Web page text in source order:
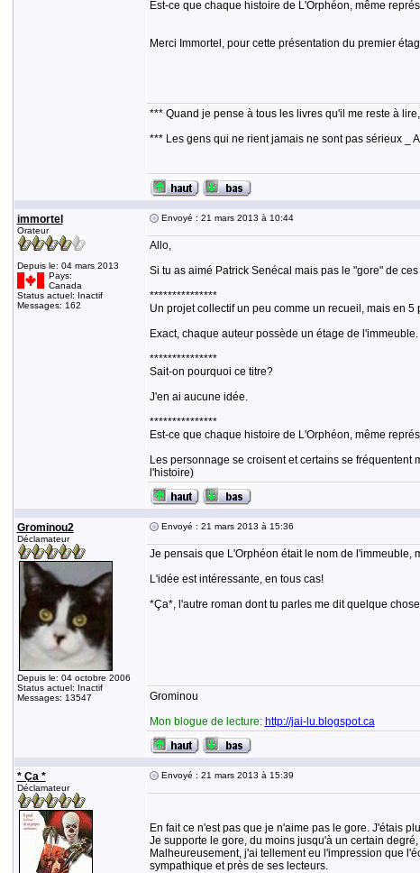
Est-ce que chaque histoire de L'Orphéon, même
Merci Immortel, pour cette présentation du premier
*** Quand je pense à tous les livres qu'il me reste à
*** Les gens qui ne rient jamais ne sont pas sérieux _
immortel
Orateur
Depuis le: 04 mars 2013
Pays:
Canada
Status actuel: Inactif
Messages: 162
Envoyé : 21 mars 2013 à 10:44
Allo,
Si tu as aimé Patrick Senécal mais pas le "gore" de
***************
Un projet collectif un peu comme un recueil, mais en 5
Exact, chaque auteur possède un étage de l'immeuble.
***************
Sait-on pourquoi ce titre?
J'en ai aucune idée.
***************
Est-ce que chaque histoire de L'Orphéon, même
Les personnage se croisent et certains se
l'histoire)
Grominou2
Déclamateur
Depuis le: 04 octobre 2006
Status actuel: Inactif
Messages: 13547
Envoyé : 21 mars 2013 à 15:36
Je pensais que L'Orphéon était le nom de l'immeuble,
L'idée est intéressante, en tous cas!
*Ça*, l'autre roman dont tu parles me dit quelque
Grominou
Mon blogue de lecture: http://jai-lu.blogspot.ca
* Ça *
Déclamateur
Envoyé : 21 mars 2013 à 15:39
En fait ce n'est pas que je n'aime pas le gore. J'étais
Je supporte le gore, du moins jusqu'à un certain
Malheureusement, j'ai tellement eu l'impression que
sympathique et près de ses lecteurs.